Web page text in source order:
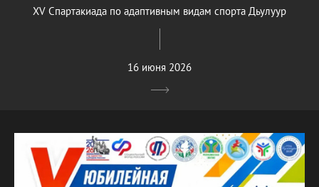
XV Спартакиада по адаптивным видам спорта Дьулуур
16 июня 2026